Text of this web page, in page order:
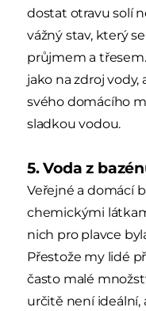
dostat otravu solí
vážný stav, který
průjmem a
jako na zdroj
svého domácího
sladkou vodou.
5. Voda z
Veřejné a domácí
chemickými
nich pro plavce
Přestože my lidé
často malé
určitě není ideální,